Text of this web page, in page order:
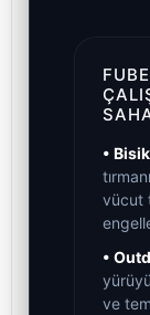
•
vücut
•
ve